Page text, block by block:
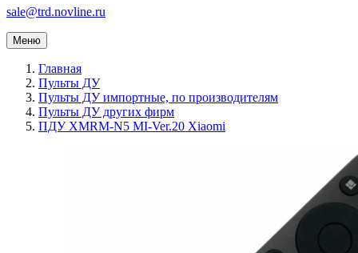
sale@trd.novline.ru
Меню
Главная
Пульты ДУ
Пульты ДУ импортные, по производителям
Пульты ДУ других фирм
ПДУ XMRM-N5 MI-Ver.20 Xiaomi